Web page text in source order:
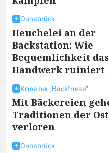
Osnabrück
Heuchelei an der
Backstation: Wie
Bequemlichkeit das
Handwerk ruiniert
Krise bei „Backfriese“
Mit Bäckereien
Traditionen der
verloren
Osnabrück